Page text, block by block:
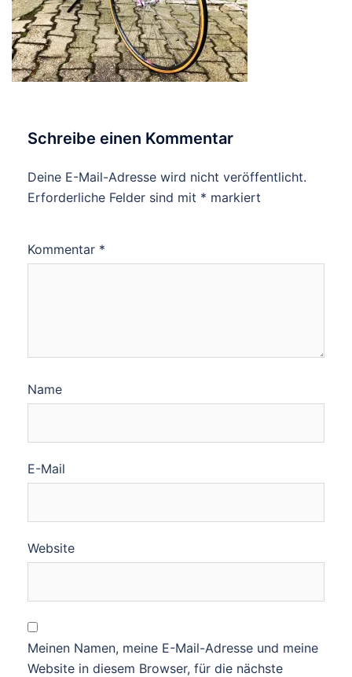
Schreibe einen Kommentar
Deine E-Mail-Adresse wird nicht veröffentlicht.
Erforderliche Felder sind mit * markiert
Kommentar *
Name
E-Mail
Website
Meinen Namen, meine E-Mail-Adresse und meine
Website in diesem Browser, für die nächste